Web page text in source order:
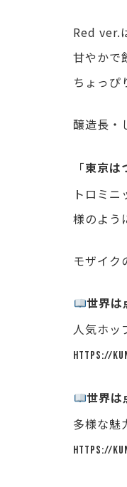
Red ver.
甘やかで
ちょっぴ
醸造長・
「東京は
トロミ
様のよう
モザイク
世界は
人気ホッ
https://
世界は
多様な魅
https://